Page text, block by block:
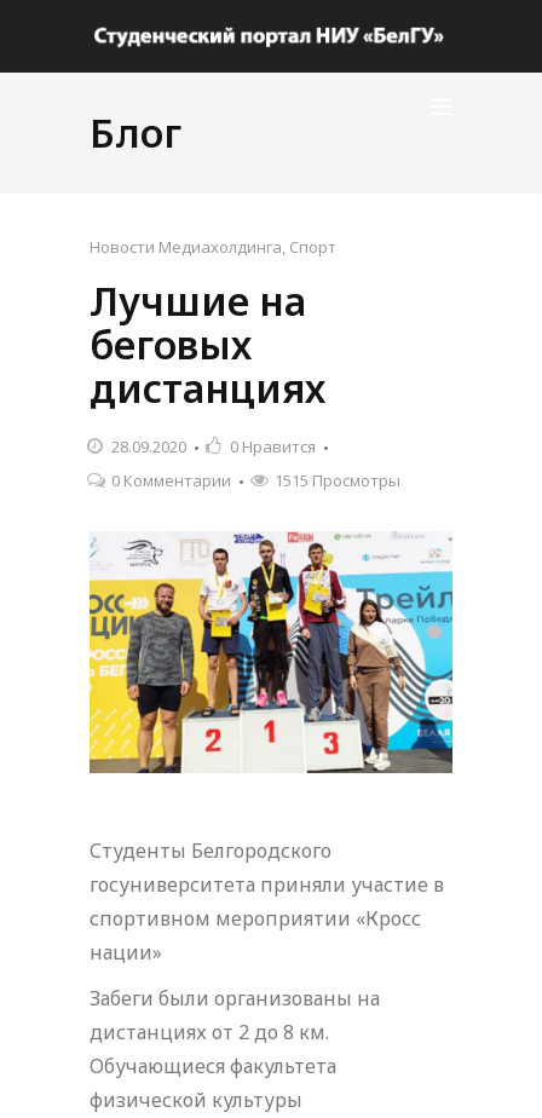
Блог
Новости Медиахолдинга, Спорт
Лучшие на
беговых
дистанциях
28.09.2020 0 Нравится
0 Комментарии
1515 Просмотры
Студенты Белгородского
госуниверситета приняли участие в
спортивном мероприятии «Кросс
нации»
Забеги были организованы на
дистанциях от 2 до 8 км.
Обучающиеся факультета
физической культуры